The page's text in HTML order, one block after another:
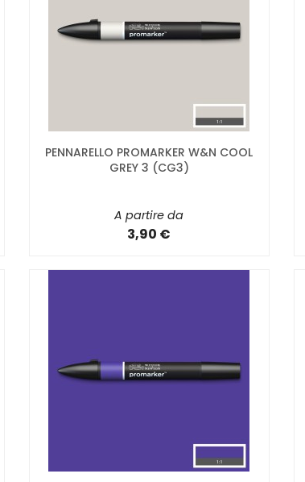
PENNARELLO PROMARKER W&N COOL
GREY 3 (CG3)
A partire da
3,90 €